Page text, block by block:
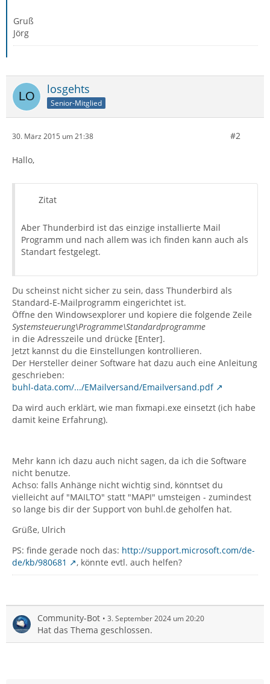
Gruß
Jörg
losgehts
Senior-Mitglied
30. März 2015 um 21:38 #2
Hallo,
Zitat
Aber Thunderbird ist das einzige installierte Mail
Programm und nach allem was ich finden kann auch als
Standart festgelegt.
Du scheinst nicht sicher zu sein, dass Thunderbird als
Standard-E-Mailprogramm eingerichtet ist.
Öffne den Windowsexplorer und kopiere die folgende Zeile
Systemsteuerung\Programme\Standardprogramme
in die Adresszeile und drücke [Enter].
Jetzt kannst du die Einstellungen kontrollieren.
Der Hersteller deiner Software hat dazu auch eine Anleitung
geschrieben:
buhl-data.com/.../EMailversand/Emailversand.pdf
Da wird auch erklärt, wie man fixmapi.exe einsetzt (ich habe
damit keine Erfahrung).
Mehr kann ich dazu auch nicht sagen, da ich die Software
nicht benutze.
Achso: falls Anhänge nicht wichtig sind, könntset du
vielleicht auf "MAILTO" statt "MAPI" umsteigen - zumindest
so lange bis dir der Support von buhl.de geholfen hat.
Grüße, Ulrich
PS: finde gerade noch das: http://support.microsoft.com/de-
de/kb/980681
, könnte evtl. auch helfen?
Community-Bot 3. September 2024 um 20:20
Hat das Thema geschlossen.